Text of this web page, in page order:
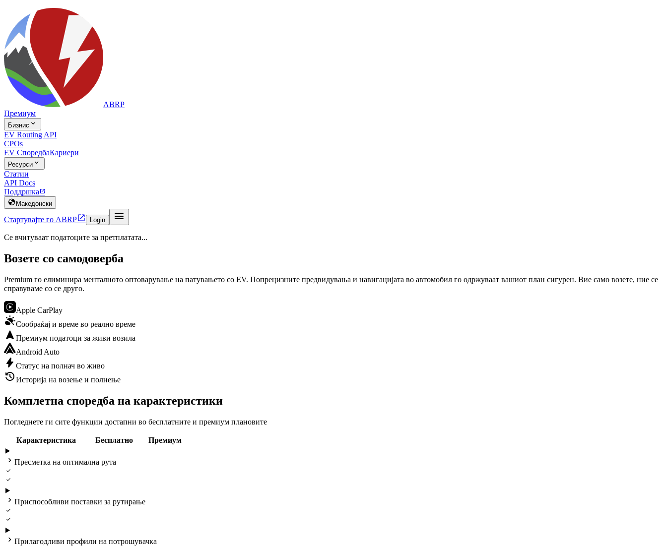
ABRP
Премиум
Бизнис 
EV Routing API
CPOs
EV СпоредбаКариери
Ресурси 
Статии
API Docs
Поддршка 
 Македонски
Стартувајте го ABRP Login 
Се вчитуваат податоците за претплатата...
Возете со самодоверба
Premium го елиминира менталното оптоварување на патувањето со EV. Попрецизните предвидувања и навигацијата во автомобил го одржуваат вашиот план сигурен. Вие само возете, ние се
справуваме со се друго.
Apple CarPlay
Сообраќај и време во реално време
 Премиум податоци за живи возила
Android Auto
 Статус на полнач во живо
Историја на возење и полнење
Комплетна споредба на карактеристики
Погледнете ги сите функции достапни во бесплатните и премиум плановите
Карактеристика Бесплатно Премиум
 Пресметка на оптимална рута


 Приспособливи поставки за рутирање


 Прилагодливи профили на потрошувачка